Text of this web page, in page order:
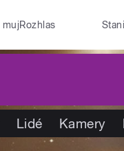
mujRozhlas
Lidé Kamery